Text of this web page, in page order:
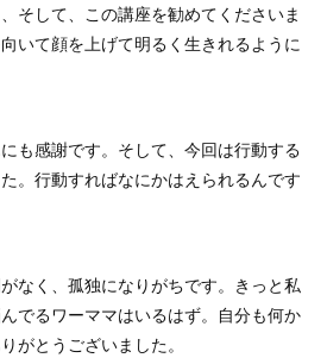
そして、この講座を勧めてくださいま
いて顔を上げて明るく生きれるように
も感謝です。そして、今回は行動する
。行動すればなにかはえられるんです
なく、孤独になりがちです。きっと私
でるワーママはいるはず。自分も何か
がとうございました。